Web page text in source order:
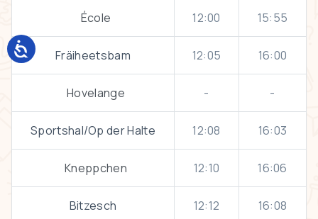
École 12:00 15:55
Fräiheetsbam 12:05 16:00
Hovelange - -
Sportshal/Op der Halte 12:08 16:03
Kneppchen 12:10 16:06
Bitzesch 12:12 16:08